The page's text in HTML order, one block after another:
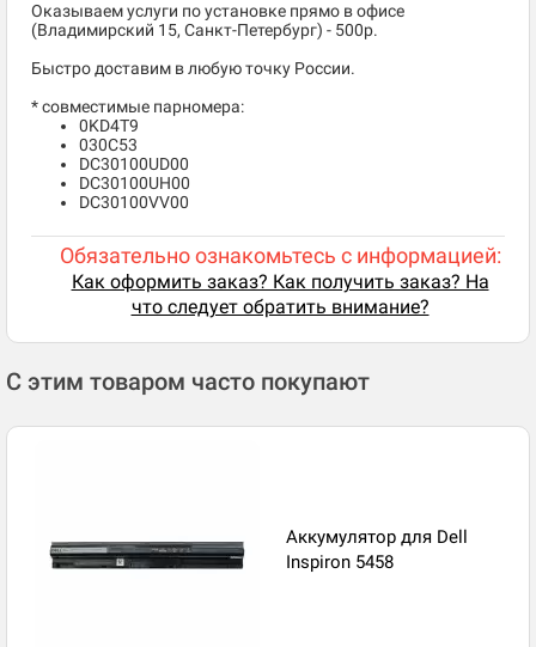
Оказываем услуги по установке прямо в офисе
(Владимирский 15, Санкт-Петербург) - 500р.
Быстро доставим в любую точку России.
* совместимые парномера:
0KD4T9
030C53
DC30100UD00
DC30100UH00
DC30100VV00
Обязательно ознакомьтесь с информацией:
Как оформить заказ? Как получить заказ? На
что следует обратить внимание?
С этим товаром часто покупают
Аккумулятор для Dell
Inspiron 5458